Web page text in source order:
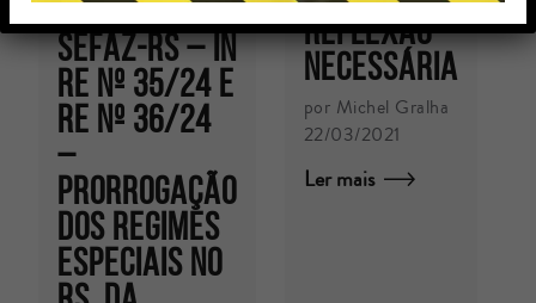
SEFAZ-RS – IN
RE Nº 35/24 E
RE Nº 36/24
–
PRORROGAÇÃO
DOS REGIMES
ESPECIAIS NO
Reflexão
Necessária
por Michel Gralha
22/03/2021
Ler mais